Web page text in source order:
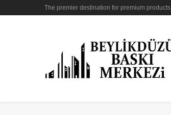
The premier destination for premium products